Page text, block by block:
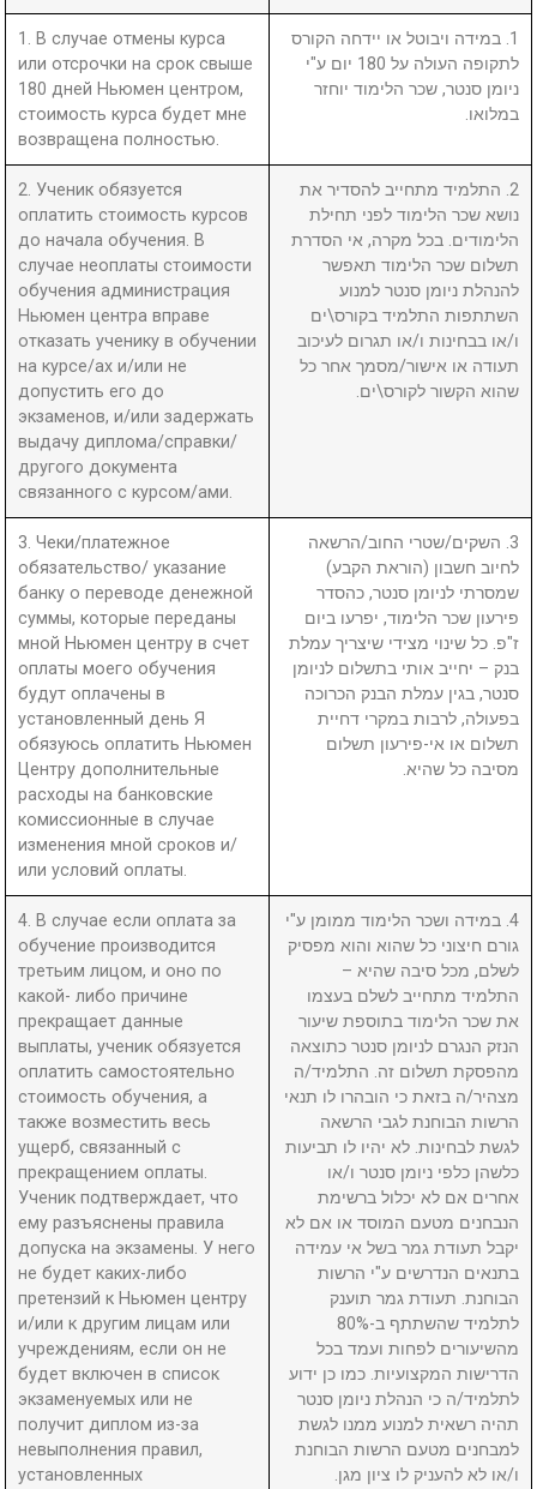
1. В случае отмены курса
или отсрочки на срок свыше
180 дней Ньюмен центром,
стоимость курса будет мне
возвращена полностью.
1. במידה ויבוטל או יידחה הקורס
לתקופה העולה על 180 יום ע"י
ניומן סנטר, שכר הלימוד יוחזר
במלואו.
2. Ученик обязуется
оплатить стоимость курсов
до начала обучения. В
случае неоплаты стоимости
обучения администрация
Ньюмен центра вправе
отказать ученику в обучении
на курсе/ах и/или не
допустить его до
экзаменов, и/или задержать
выдачу диплома/справки/
другого документа
связанного с курсом/ами.
2. התלמיד מתחייב להסדיר את
נושא שכר הלימוד לפני תחילת
הלימודים. בכל מקרה, אי הסדרת
תשלום שכר הלימוד תאפשר
להנהלת ניומן סנטר למנוע
השתתפות התלמיד בקורס\ים
ו/או בבחינות ו/או תגרום לעיכוב
תעודה או אישור/מסמך אחר כל
שהוא הקשור לקורס\ים.
3. Чеки/платежное
обязательство/ указание
банку о переводе денежной
суммы, которые переданы
мной Ньюмен центру в счет
оплаты моего обучения
будут оплачены в
установленный день Я
обязуюсь оплатить Ньюмен
Центру дополнительные
расходы на банковские
комиссионные в случае
изменения мной сроков и/
или условий оплаты.
3. השקים/שטרי החוב/הרשאה
לחיוב חשבון (הוראת הקבע)
שמסרתי לניומן סנטר, כהסדר
פירעון שכר הלימוד, יפרעו ביום
ז"פ. כל שינוי מצידי שיצריך עמלת
בנק – יחייב אותי בתשלום לניומן
סנטר, בגין עמלת הבנק הכרוכה
בפעולה, לרבות במקרי דחיית
תשלום או אי-פירעון תשלום
מסיבה כל שהיא.
4. В случае если оплата за
обучение производится
третьим лицом, и оно по
какой- либо причине
прекращает данные
выплаты, ученик обязуется
оплатить самостоятельно
стоимость обучения, а
также возместить весь
ущерб, связанный с
прекращением оплаты.
Ученик подтверждает, что
ему разъяснены правила
допуска на экзамены. У него
не будет каких-либо
претензий к Ньюмен центру
и/или к другим лицам или
учреждениям, если он не
будет включен в список
экзаменуемых или не
получит диплом из-за
невыполнения правил,
установленных
4. במידה ושכר הלימוד ממומן ע"י
גורם חיצוני כל שהוא והוא מפסיק
לשלם, מכל סיבה שהיא –
התלמיד מתחייב לשלם בעצמו
את שכר הלימוד בתוספת שיעור
הנזק הנגרם לניומן סנטר כתוצאה
מהפסקת תשלום זה. התלמיד/ה
מצהיר/ה בזאת כי הובהרו לו תנאי
הרשות הבוחנת לגבי הרשאה
לגשת לבחינות. לא יהיו לו תביעות
כלשהן כלפי ניומן סנטר ו/או
אחרים אם לא יכלול ברשימת
הנבחנים מטעם המוסד או אם לא
יקבל תעודת גמר בשל אי עמידה
בתנאים הנדרשים ע"י הרשות
הבוחנת. תעודת גמר תוענק
לתלמיד שהשתתף ב-80%
מהשיעורים לפחות ועמד בכל
הדרישות המקצועיות. כמו כן ידוע
לתלמיד/ה כי הנהלת ניומן סנטר
תהיה רשאית למנוע ממנו לגשת
למבחנים מטעם הרשות הבוחנת
ו/או לא להעניק לו ציון מגן.